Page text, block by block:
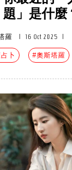
題」是什麼
羅 16 Oct 2025
卜 #奧斯塔羅